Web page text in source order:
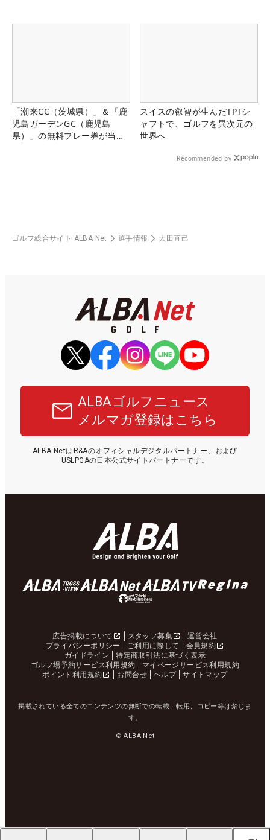
「潮来CC（茨城県）」＆「鹿
児島ガーデンGC（鹿児島
県）」の無料プレー券が当た
スイスの叡智が生んだTPTシ
ャフトで、ゴルフを異次元の
世界へ
Recommended by
ゴルフ総合サイト ALBA Net 選手情報 太田直己
ALBAゴルフニュース
メルマガ登録はこちら
ALBA NetはR&Aのオフィシャルデジタルパートナー、および
USLPGAの日本公式サイトパートナーです。
広告掲載について スタッフ募集
運営会社
プライバシーポリシー
ご利用に際して
会員規約
ガイドライン
特定商取引法に基づく表示
ゴルフ場予約サービス利用規約
マイページサービス利用規約
ポイント利用規約
お問合せ ヘルプ サイトマップ
掲載されている全てのコンテンツの無断での転載、転用、コピー等は禁じま
す。
© ALBA Net